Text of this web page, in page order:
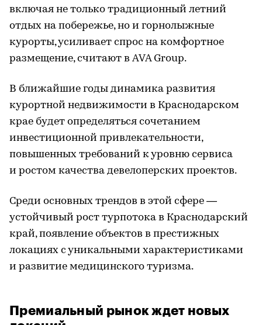
включая не только традиционный летний
отдых на побережье, но и горнолыжные
курорты, усиливает спрос на комфортное
размещение, считают в AVA Group.
В ближайшие годы динамика развития
курортной недвижимости в Краснодарском
крае будет определяться сочетанием
инвестиционной привлекательности,
повышенных требований к уровню сервиса
и ростом качества девелоперских проектов.
Среди основных трендов в этой сфере —
устойчивый рост турпотока в Краснодарский
край, появление объектов в престижных
локациях с уникальными характеристиками
и развитие медицинского туризма.
Премиальный рынок ждет новых